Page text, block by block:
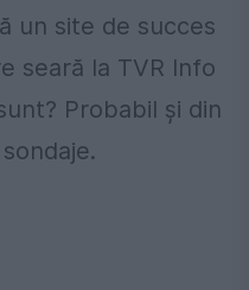
un site de succes
seară la TVR Info
Probabil şi din